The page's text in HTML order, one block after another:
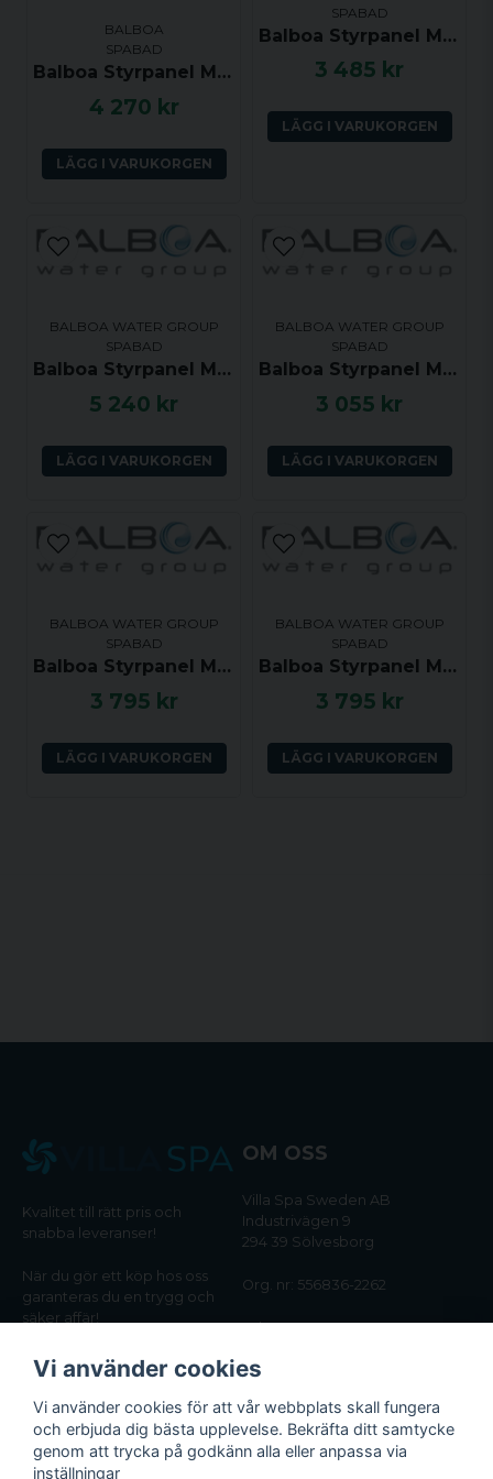
BALBOA
SPABAD
Balboa Styrpanel ML551 - Jets 1, Light, Mode, Jets 2, Jets 3, Jets 4, Warm, Cool - 55600
4 270 kr
LÄGG I VARUKORGEN
SPABAD
Balboa Styrpanel ML400 Touch Panel
3 485 kr
LÄGG I VARUKORGEN
BALBOA WATER GROUP
SPABAD
Balboa Styrpanel ML550 Long Touch Panel 2 Pump with Air or P3
5 240 kr
LÄGG I VARUKORGEN
BALBOA WATER GROUP
SPABAD
Balboa Styrpanel ML240 - Jets, Aux, Temp, Light - 54326
3 055 kr
LÄGG I VARUKORGEN
BALBOA WATER GROUP
SPABAD
Balboa Styrpanel ML551 - Light, Mode, Jets 1, Jets 2, Blower, Warm, Cool - 53502
3 795 kr
LÄGG I VARUKORGEN
BALBOA WATER GROUP
SPABAD
Balboa Styrpanel ML551 - Light, Mode, Jets 1, Jets 2, Blower, Warm, Cool - 55304
3 795 kr
LÄGG I VARUKORGEN
Ja, ni får publicera min fråga
Skicka fråga
Kvalitet till rätt pris och
snabba leveranser!
När du gör ett köp hos oss
garanteras du en trygg och
säker affär!
OM OSS
Villa Spa Sweden AB
Industrivägen 9
294 39 Sölvesborg
Org. nr: 556836-2262
Tel:0456-405566
Email:
INFORMATION
Om oss
Vi använder cookies
Vi använder cookies för att vår webbplats skall fungera
och erbjuda dig bästa upplevelse. Bekräfta ditt samtycke
genom att trycka på godkänn alla eller anpassa via
inställningar